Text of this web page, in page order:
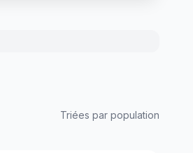
Triées par population